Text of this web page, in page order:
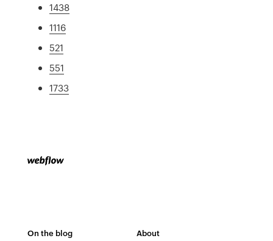
1438
1116
521
551
1733
On the blog About